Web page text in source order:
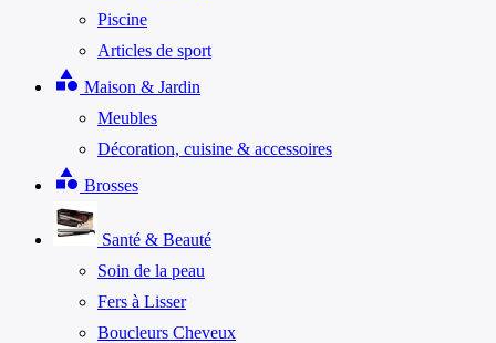
Piscine
Articles de sport
category Maison & Jardin
Meubles
Décoration, cuisine & accessoires
category Brosses
Santé & Beauté
Soin de la peau
Fers à Lisser
Boucleurs Cheveux